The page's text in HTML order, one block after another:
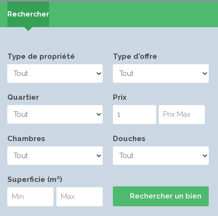
Rechercher
Type de propriété Type d'offre
Quartier Prix
Chambres Douches
Superficie (m²)